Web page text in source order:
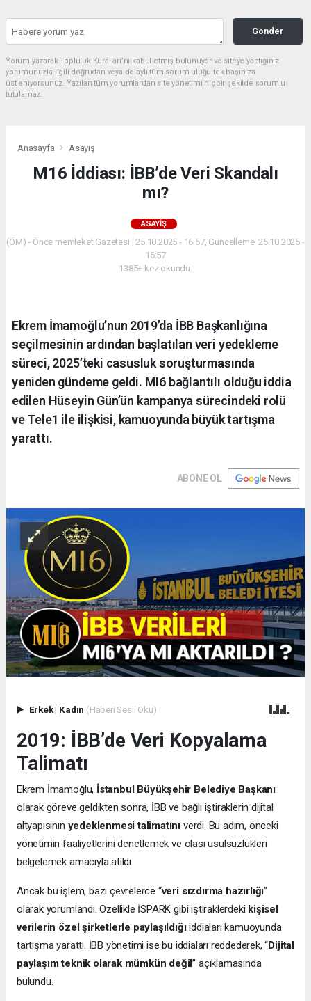
Gonder
Yorum yazarak Topluluk Kuralları’nı kabul etmiş bulunuyor ve siteye yaptığınız
yorumunuzla ilgili doğrudan veya dolaylı tüm sorumluluğu tek başınıza
üstleniyorsunuz. Yazılan tüm yorumlardan site yönetimi hiçbir şekilde sorumlu
tutulamaz.
Anasayfa Asayiş
M16 İddiası: İBB’de Veri Skandalı
mı?
ASAYIŞ
(ÖM) - Önce memleket Gazetesi | 25.10.2025 - 16:57, Güncelleme: 25.10.2025 -
16:57
1385+ kez okundu.
Ekrem İmamoğlu’nun 2019’da İBB Başkanlığına
seçilmesinin ardından başlatılan veri yedekleme
süreci, 2025’teki casusluk soruşturmasında
yeniden gündeme geldi. MI6 bağlantılı olduğu iddia
edilen Hüseyin Gün’ün kampanya sürecindeki rolü
ve Tele1 ile ilişkisi, kamuoyunda büyük tartışma
yarattı.
ABONE OL
Erkek| Kadın (Haberi Sesli Oku)
2019: İBB’de Veri Kopyalama
Talimatı
Ekrem İmamoğlu, İstanbul Büyükşehir Belediye Başkanı
olarak göreve geldikten sonra, İBB ve bağlı iştiraklerin dijital
altyapısının yedeklenmesi talimatını verdi. Bu adım, önceki
yönetimin faaliyetlerini denetlemek ve olası usulsüzlükleri
belgelemek amacıyla atıldı.
Ancak bu işlem, bazı çevrelerce “veri sızdırma hazırlığı”
olarak yorumlandı. Özellikle İSPARK gibi iştiraklerdeki kişisel
verilerin özel şirketlerle paylaşıldığıiddiaları kamuoyunda
tartışma yarattı. İBB yönetimi ise bu iddiaları reddederek, “Dijital
paylaşım teknik olarak mümkün değil” açıklamasında
bulundu.